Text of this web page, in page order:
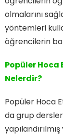
olmalarını
yöntemleri
öğrencilerin
Popüler Hoca
Nelerdir?
Popüler Hoca
da grup